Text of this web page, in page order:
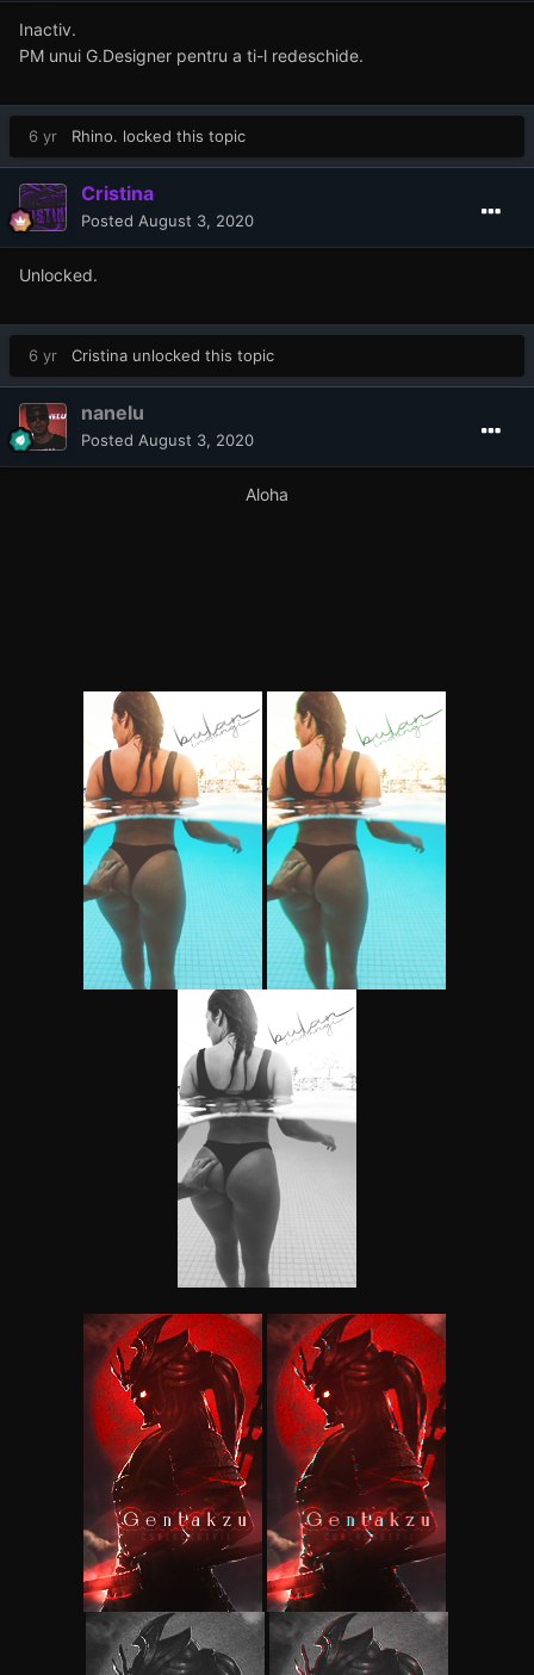
Inactiv.
PM unui G.Designer pentru a ti-l redeschide.
6 yr Rhino. locked this topic
Cristina
Posted August 3, 2020
Unlocked.
6 yr Cristina unlocked this topic
nanelu
Posted August 3, 2020
Aloha